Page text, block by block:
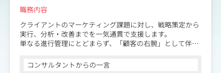
職務内容
クライアントのマーケティング課題に対し、戦略策定から
実行、分析・改善までを一気通貫で支援します。
単なる進行管理にとどまらず、「顧客の右腕」として伴走
図りながら、事業成長をリードする役割を担っていただき
コンサルタントからの一言